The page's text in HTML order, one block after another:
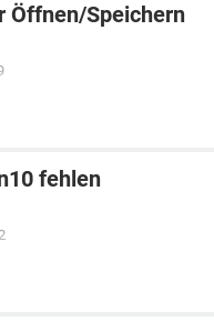
Öffnen/Speichern
fehlen